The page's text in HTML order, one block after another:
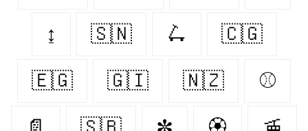
↨ 🇸🇳 🛴 🇨🇬
🇪🇬 🇬🇮 🇳🇿 ⚾️